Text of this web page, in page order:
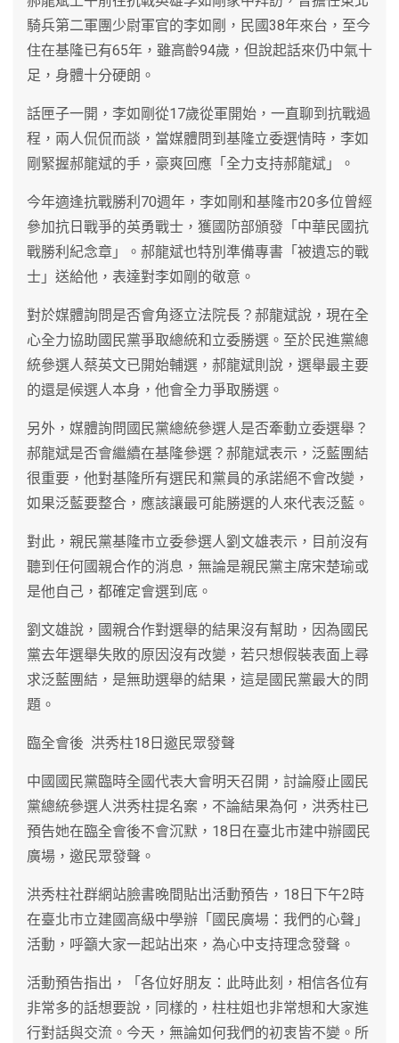
騎兵第二軍團少尉軍官的李如剛，民國38年來台，至今
住在基隆已有65年，雖高齡94歲，但說起話來仍中氣十
足，身體十分硬朗。
話匣子一開，李如剛從17歲從軍開始，一直聊到抗戰過
程，兩人侃侃而談，當媒體問到基隆立委選情時，李如
剛緊握郝龍斌的手，豪爽回應「全力支持郝龍斌」。
今年適逢抗戰勝利70週年，李如剛和基隆市20多位曾經
參加抗日戰爭的英勇戰士，獲國防部頒發「中華民國抗
戰勝利紀念章」。郝龍斌也特別準備專書「被遺忘的戰
士」送給他，表達對李如剛的敬意。
對於媒體詢問是否會角逐立法院長？郝龍斌說，現在全
心全力協助國民黨爭取總統和立委勝選。至於民進黨總
統參選人蔡英文已開始輔選，郝龍斌則說，選舉最主要
的還是候選人本身，他會全力爭取勝選。
另外，媒體詢問國民黨總統參選人是否牽動立委選舉？
郝龍斌是否會繼續在基隆參選？郝龍斌表示，泛藍團結
很重要，他對基隆所有選民和黨員的承諾絕不會改變，
如果泛藍要整合，應該讓最可能勝選的人來代表泛藍。
對此，親民黨基隆市立委參選人劉文雄表示，目前沒有
聽到任何國親合作的消息，無論是親民黨主席宋楚瑜或
是他自己，都確定會選到底。
劉文雄說，國親合作對選舉的結果沒有幫助，因為國民
黨去年選舉失敗的原因沒有改變，若只想假裝表面上尋
求泛藍團結，是無助選舉的結果，這是國民黨最大的問
題。
臨全會後 洪秀柱18日邀民眾發聲
中國國民黨臨時全國代表大會明天召開，討論廢止國民
黨總統參選人洪秀柱提名案，不論結果為何，洪秀柱已
預告她在臨全會後不會沉默，18日在臺北市建中辦國民
廣場，邀民眾發聲。
洪秀柱社群網站臉書晚間貼出活動預告，18日下午2時
在臺北市立建國高級中學辦「國民廣場：我們的心聲」
活動，呼籲大家一起站出來，為心中支持理念發聲。
活動預告指出，「各位好朋友：此時此刻，相信各位有
非常多的話想要說，同樣的，柱柱姐也非常想和大家進
行對話與交流。今天，無論如何我們的初衷皆不變。所